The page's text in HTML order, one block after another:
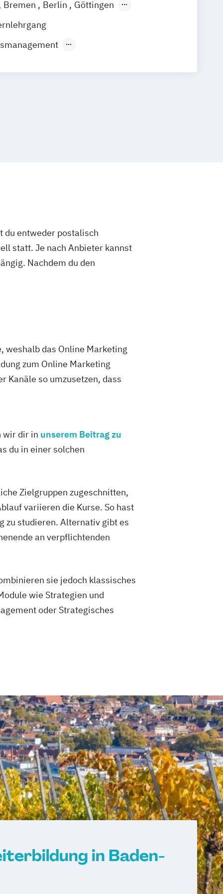
Bremen Berlin
Göttingen
Leipzig
Marketing Marketing
E-Marketing-Manager
du entweder postalisch
statt. Je nach Anbieter kannst
Nachdem du den
weshalb das Online Marketing
zum Online Marketing
Kanäle so umzusetzen, dass
wir dir in unserem Beitrag zu
du in einer solchen
Zielgruppen zugeschnitten,
variieren die Kurse. So hast
zu studieren. Alternativ gibt es
an verpflichtenden
sie jedoch klassisches
wie Strategien und
oder Strategisches
in Baden-